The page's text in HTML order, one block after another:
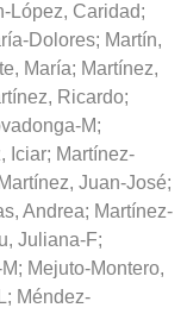
López, Caridad;
Dolores; Martín,
María; Martínez,
Ricardo;
M;
Iciar; Martínez-
Martínez, Juan-José;
Andrea; Martínez-
Juliana-F;
; Mejuto-Montero,
; Méndez-